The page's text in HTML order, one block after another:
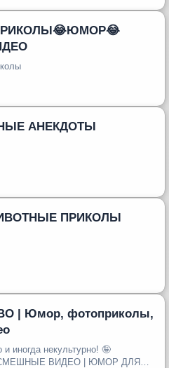
АНЕКДОТЫ
ПРИКОЛЫ
| Юмор, фотоприколы,
иногда некультурно! 🤪
ВИДЕО | ЮМОР ДЛЯ